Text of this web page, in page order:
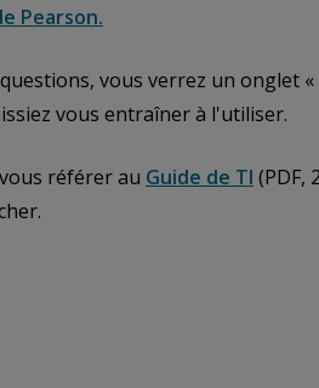
Pearson.
vous verrez un onglet
vous entraîner à l'utiliser.
référer au Guide de TI (PDF,